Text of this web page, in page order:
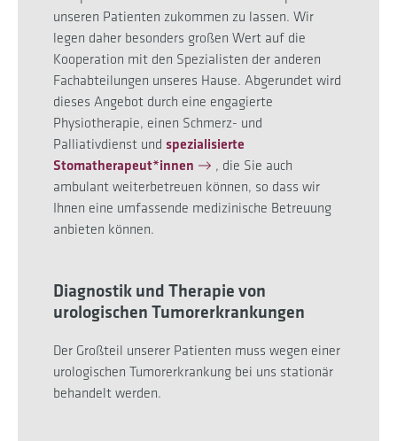
unseren Patienten zukommen zu lassen. Wir
legen daher besonders großen Wert auf die
Kooperation mit den Spezialisten der anderen
Fachabteilungen unseres Hause. Abgerundet wird
dieses Angebot durch eine engagierte
Physiotherapie, einen Schmerz- und
Palliativdienst und spezialisierte
Stomatherapeut*innen
, die Sie auch
ambulant weiterbetreuen können, so dass wir
Ihnen eine umfassende medizinische Betreuung
anbieten können.
Diagnostik und Therapie von
urologischen Tumorerkrankungen
Der Großteil unserer Patienten muss wegen einer
urologischen Tumorerkrankung bei uns stationär
behandelt werden.